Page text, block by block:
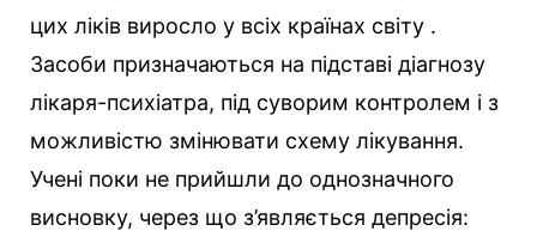
цих ліків виросло у всіх країнах світу .
Засоби призначаються на підставі діагнозу
лікаря-психіатра, під суворим контролем і з
можливістю змінювати схему лікування.
Учені поки не прийшли до однозначного
висновку, через що з’являється депресія: